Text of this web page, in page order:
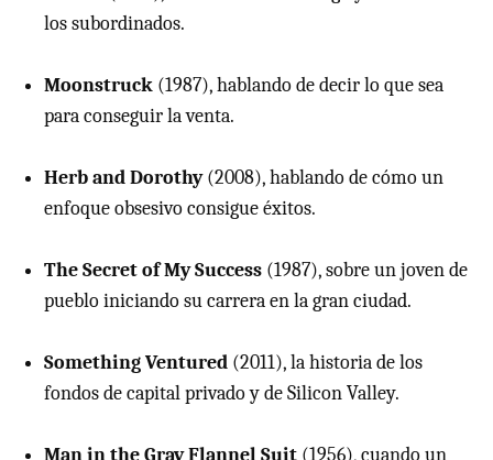
los subordinados.
Moonstruck (1987), hablando de decir lo que sea
para conseguir la venta.
Herb and Dorothy(2008), hablando de cómo un
enfoque obsesivo consigue éxitos.
The Secret of My Success (1987), sobre un joven de
pueblo iniciando su carrera en la gran ciudad.
Something Ventured (2011), la historia de los
fondos de capital privado y de Silicon Valley.
Man in the Gray Flannel Suit (1956), cuando un